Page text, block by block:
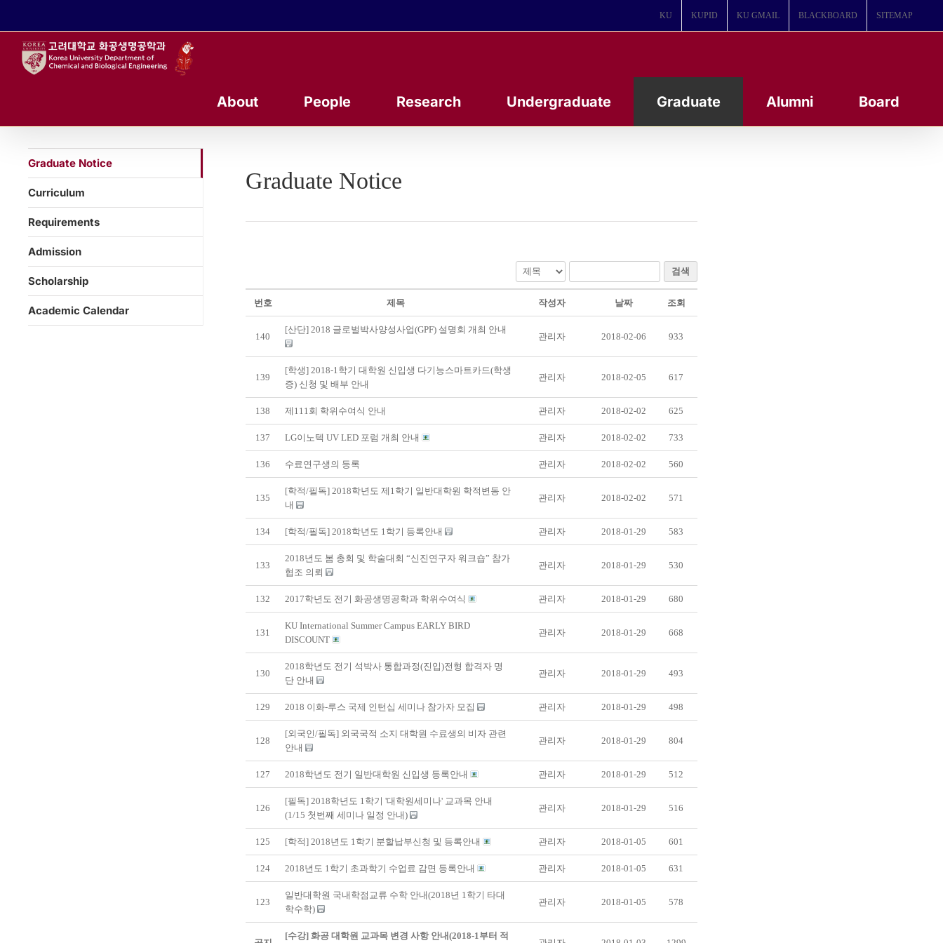
KU KUPID KU GMAIL BLACKBOARD SITEMAP
About People Research Undergraduate Graduate Alumni Board
Graduate Notice
검색
번호 제목 작성자 날짜 조회
140
[산단] 2018 글로벌박사양성사업(GPF) 설명회 개최 안내
관리자 2018-02-06 933
139
[학생] 2018-1학기 대학원 신입생 다기능스마트카드(학생
증) 신청 및 배부 안내
관리자 2018-02-05 617
138 제111회 학위수여식 안내 관리자 2018-02-02 625
137 LG이노텍 UV LED 포럼 개최 안내 관리자 2018-02-02 733
136 수료연구생의 등록 관리자 2018-02-02 560
135
[학적/필독] 2018학년도 제1학기 일반대학원 학적변동 안
내
관리자 2018-02-02 571
134 [학적/필독] 2018학년도 1학기 등록안내 관리자 2018-01-29 583
133
2018년도 봄 총회 및 학술대회 “신진연구자 워크숍” 참가
협조 의뢰
관리자 2018-01-29 530
132 2017학년도 전기 화공생명공학과 학위수여식 관리자 2018-01-29 680
131
KU International Summer Campus EARLY BIRD
DISCOUNT
관리자 2018-01-29 668
130
2018학년도 전기 석박사 통합과정(진입)전형 합격자 명
단 안내
관리자 2018-01-29 493
129 2018 이화-루스 국제 인턴십 세미나 참가자 모집 관리자 2018-01-29 498
128
[외국인/필독] 외국국적 소지 대학원 수료생의 비자 관련
안내
관리자 2018-01-29 804
127 2018학년도 전기 일반대학원 신입생 등록안내 관리자 2018-01-29 512
126
[필독] 2018학년도 1학기 '대학원세미나' 교과목 안내
(1/15 첫번째 세미나 일정 안내)
관리자 2018-01-29 516
125 [학적] 2018년도 1학기 분할납부신청 및 등록안내 관리자 2018-01-05 601
124 2018년도 1학기 초과학기 수업료 감면 등록안내 관리자 2018-01-05 631
123
일반대학원 국내학점교류 수학 안내(2018년 1학기 타대
학수학)
관리자 2018-01-05 578
[수강] 화공 대학원 교과목 변경 사항 안내(2018-1부터 적
Graduate Notice
Curriculum
Requirements
Admission
Scholarship
Academic Calendar